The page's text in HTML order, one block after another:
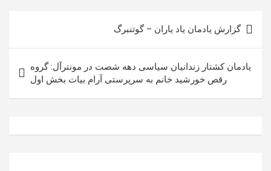
راهبری
نوشته
گزارش یادمان یاد یاران – گوتنبرگ
یادمان کشتار زندانیان سیاسی دهه شصت در مونترآل: گروه
رقص خورشید خانم به سرپرستی آرام بیات بخش اول